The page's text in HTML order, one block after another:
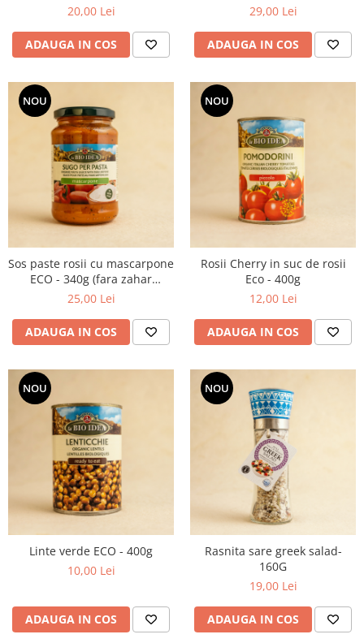
20,00 Lei
ADAUGA IN COS
29,00 Lei
ADAUGA IN COS
NOU
Sos paste rosii cu mascarpone
ECO - 340g (fara zahar
adaugat)
25,00 Lei
ADAUGA IN COS
NOU
Rosii Cherry in suc de rosii
Eco - 400g
12,00 Lei
ADAUGA IN COS
NOU
Linte verde ECO - 400g
10,00 Lei
ADAUGA IN COS
NOU
Rasnita sare greek salad-
160G
19,00 Lei
ADAUGA IN COS